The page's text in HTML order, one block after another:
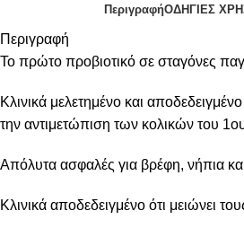
ΠεριγραφήΟΔΗΓΙΕΣ
Περιγραφή
Το πρώτο προβιοτικό σε σταγόνες
Κλινικά μελετημένο και
την αντιμετώπιση των κολικών του
Απόλυτα ασφαλές για βρέφη, νήπια
Κλινικά αποδεδειγμένο ότι μειώνει